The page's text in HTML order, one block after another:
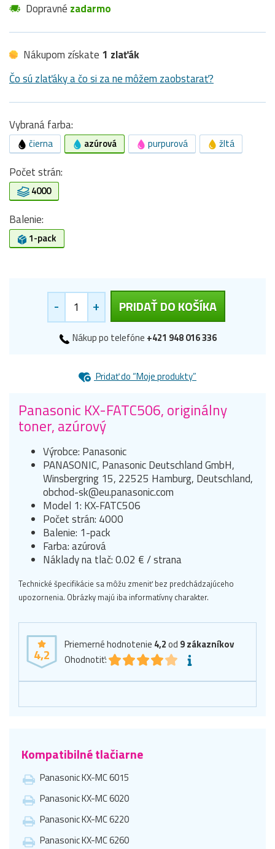
Dopravné zadarmo
Nákupom získate 1 zlaťák
Čo sú zlaťáky a čo si za ne môžem zaobstarať?
Vybraná farba:
čierna azúrová purpurová žltá
Počet strán:
4000
Balenie:
1-pack
- + PRIDAŤ DO KOŠÍKA
Nákup po telefóne +421 948 016 336
Pridať do “Moje produkty”
Panasonic KX-FATC506, originálny
toner, azúrový
Výrobce: Panasonic
PANASONIC, Panasonic Deutschland GmbH,
Winsbergring 15, 22525 Hamburg, Deutschland,
obchod-sk@eu.panasonic.com
Model 1: KX-FATC506
Počet strán: 4000
Balenie: 1-pack
Farba: azúrová
Náklady na tlač: 0.02 € / strana
Technické špecifikácie sa môžu zmeniť bez predchádzajúceho
upozornenia. Obrázky majú iba informatívny charakter.
4,2
Priemerné hodnotenie 4,2od 9zákazníkov
Ohodnotiť:
Kompatibilné tlačiarne
Panasonic KX-MC 6015
Panasonic KX-MC 6020
Panasonic KX-MC 6220
Panasonic KX-MC 6260